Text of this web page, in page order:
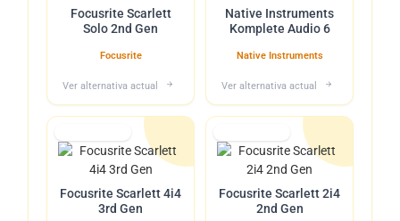
Focusrite Scarlett
Solo 2nd Gen
Focusrite
Ver alternativa actual
Native Instruments
Komplete Audio 6
Native Instruments
Ver alternativa actual
Focusrite Scarlett 4i4
3rd Gen
Focusrite Scarlett 2i4
2nd Gen